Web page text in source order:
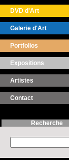
DVD d'Art
Galerie d'Art
Portfolios
Expositions
Artistes
Contact
Recherche